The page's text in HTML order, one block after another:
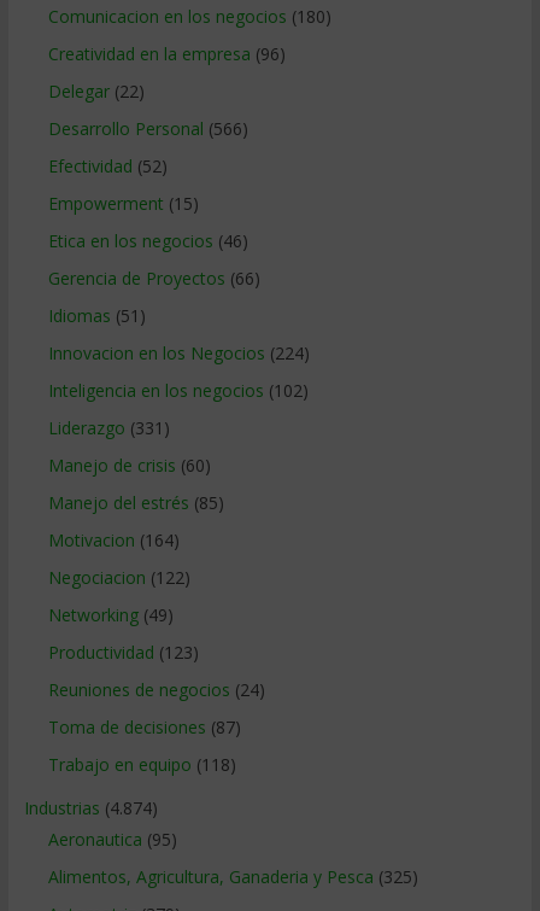
Comunicacion en los negocios (180)
Creatividad en la empresa (96)
Delegar(22)
Desarrollo Personal (566)
Efectividad (52)
Empowerment (15)
Etica en los negocios (46)
Gerencia de Proyectos (66)
Idiomas (51)
Innovacion en los Negocios (224)
Inteligencia en los negocios (102)
Liderazgo (331)
Manejo de crisis (60)
Manejo del estrés (85)
Motivacion (164)
Negociacion (122)
Networking(49)
Productividad (123)
Reuniones de negocios (24)
Toma de decisiones (87)
Trabajo en equipo (118)
Industrias (4.874)
Aeronautica (95)
Alimentos, Agricultura, Ganaderia y Pesca (325)